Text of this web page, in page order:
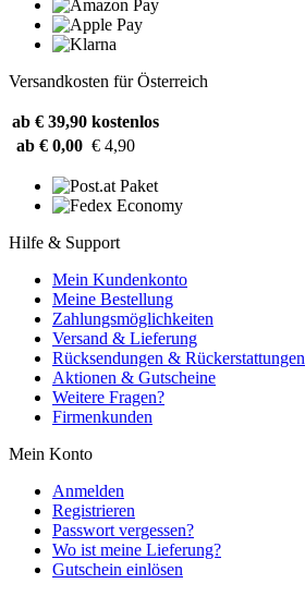
Versandkosten für Österreich
ab € 39,90 kostenlos
ab € 0,00 € 4,90
Hilfe & Support
Mein Kundenkonto
Meine Bestellung
Zahlungsmöglichkeiten
Versand & Lieferung
Rücksendungen & Rückerstattungen
Aktionen & Gutscheine
Weitere Fragen?
Firmenkunden
Mein Konto
Anmelden
Registrieren
Passwort vergessen?
Wo ist meine Lieferung?
Gutschein einlösen